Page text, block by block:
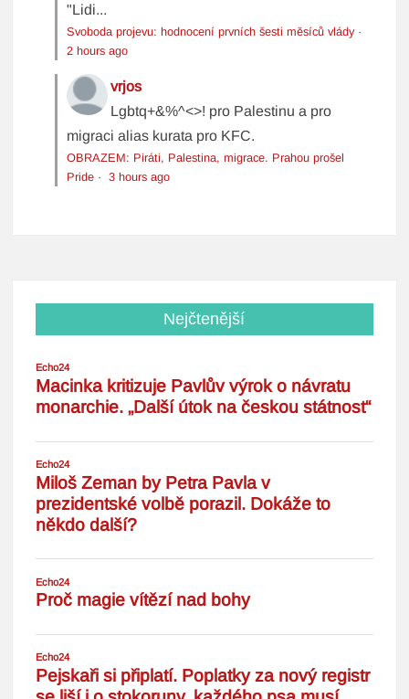
"Lidi...
Svoboda projevu: hodnocení prvních šesti měsíců vlády·
2 hours ago
vrjos
Lgbtq+&%^<>! pro Palestinu a pro
migraci alias kurata pro KFC.
OBRAZEM: Piráti, Palestina, migrace. Prahou prošel
Pride ·3 hours ago
Nejčtenější